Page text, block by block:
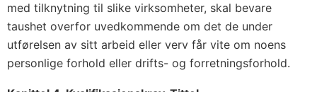
med tilknytning til slike virksomheter, skal bevare
taushet overfor uvedkommende om det de under
utførelsen av sitt arbeid eller verv får vite om noens
personlige forhold eller drifts- og forretningsforhold.